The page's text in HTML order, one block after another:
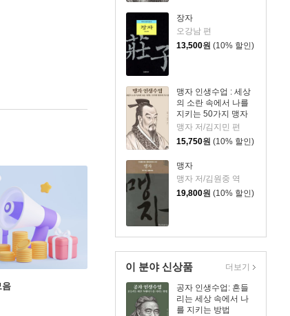
장자
오강남 편
13,500원 (10% 할인)
맹자 인생수업 : 세상
의 소란 속에서 나를
지키는 50가지 맹자
의 가르침
맹자 저/김지민 편
15,750원 (10% 할인)
맹자
맹자 저/김원중 역
19,800원 (10% 할인)
이 분야 신상품
공자 인생수업: 흔들
리는 세상 속에서 나
를 지키는 방법
더보기
음